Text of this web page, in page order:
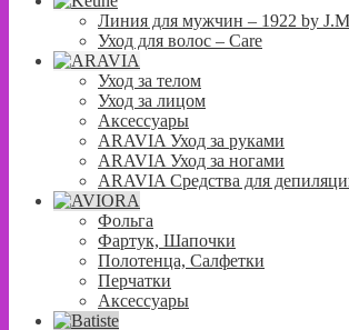
Линия для мужчин – 1922 by
Уход для волос – Сare
Уход за телом
Уход за лицом
Аксессуары
ARAVIA Уход за руками
ARAVIA Уход за ногами
ARAVIA Средства для
Фольга
Фартук, Шапочки
Полотенца, Салфетки
Перчатки
Аксессуары